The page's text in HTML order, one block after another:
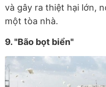
và gây ra thiệt hại lớn,
một tòa nhà.
9. "Bão bọt biển"